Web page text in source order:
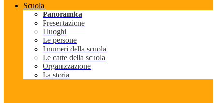
Scuola
Panoramica
Presentazione
I luoghi
Le persone
I numeri della scuola
Le carte della scuola
Organizzazione
La storia